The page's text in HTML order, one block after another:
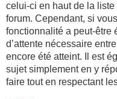
celui-ci en haut de la
forum. Cependant, si
fonctionnalité a peut-être
d’attente nécessaire
encore été atteint. Il est
sujet simplement en y
faire tout en respectant